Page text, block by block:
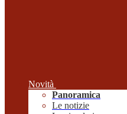
Novità
Panoramica
Le notizie